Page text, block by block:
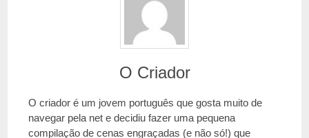
O Criador
O criador é um jovem português que gosta muito de
navegar pela net e decidiu fazer uma pequena
compilação de cenas engraçadas (e não só!) que